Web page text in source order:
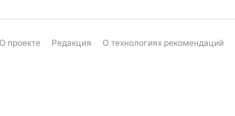
О проекте Редакция О технологиях рекомендаций